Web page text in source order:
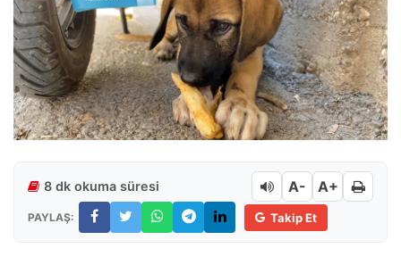
8 dk okuma süresi A- A+
PAYLAŞ: Takip Et